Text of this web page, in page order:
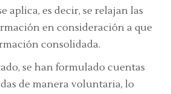
aplica, es decir, se relajan las
en consideración a que
consolidada.
se han formulado cuentas
de manera voluntaria, lo